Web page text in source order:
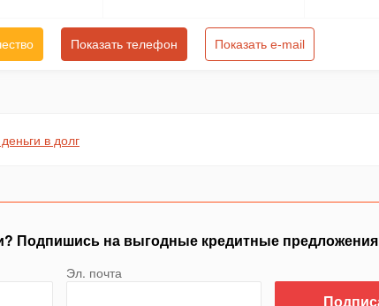
Показать телефон Показать e-mail
в долг
Подпишись на выгодные кредитные предложения
Эл. почта